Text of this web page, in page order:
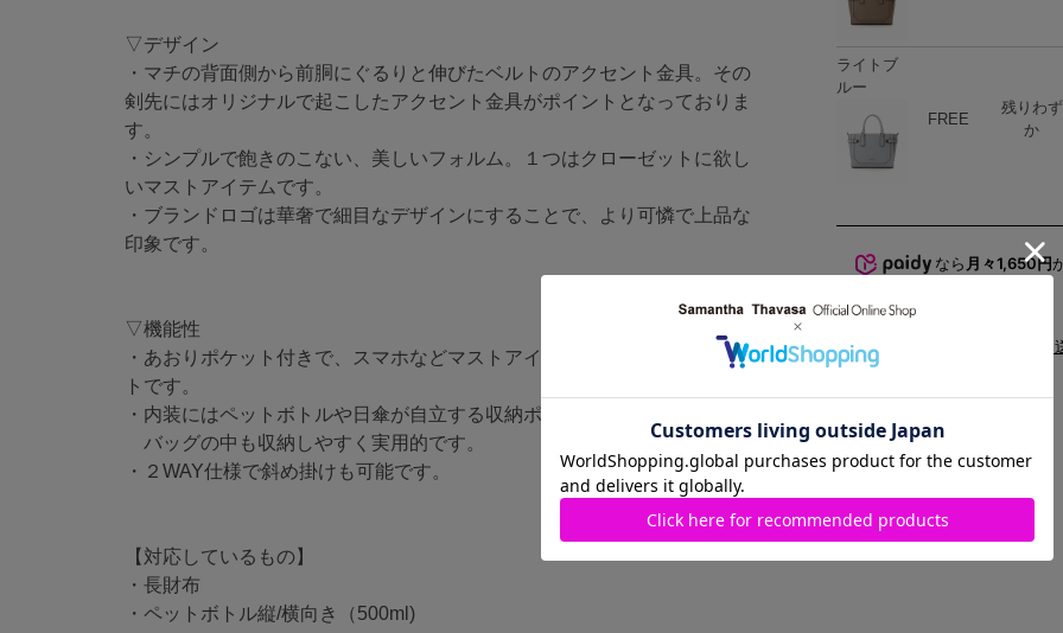
▽デザイン
・マチの背面側から前胴にぐるりと伸びたベルトのアクセント金具。その
剣先にはオリジナルで起こしたアクセント金具がポイントとなっておりま
す。
・シンプルで飽きのこない、美しいフォルム。１つはクローゼットに欲し
いマストアイテムです。
・ブランドロゴは華奢で細目なデザインにすることで、より可憐で上品な
印象です。
▽機能性
・あおりポケット付きで、スマホなどマストアイテムの取り出しもスマー
トです。
・内装にはペットボトルや日傘が自立する収納ポケット付き。
バッグの中も収納しやすく実用的です。
・２WAY仕様で斜め掛けも可能です。
【対応しているもの】
・長財布
・ペットボトル縦/横向き（500ml)
ライトブ
ルー
FREE
残りわず
か
ハート 商品在庫
なら 月々1,650円
配送